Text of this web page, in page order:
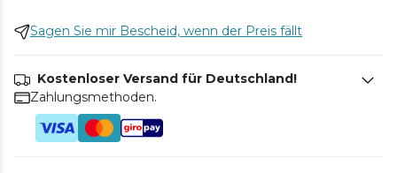
Sagen Sie mir Bescheid, wenn der Preis fällt
Kostenloser Versand für Deutschland!
Zahlungsmethoden.